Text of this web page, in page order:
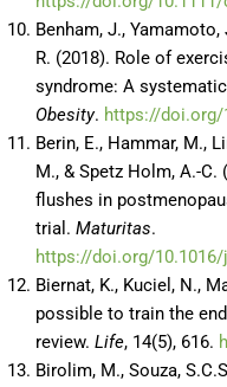
Benham, J., Yamamoto,
R. (2018). Role of
syndrome: A
Obesity. https://doi.org/
Berin, E., Hammar, M.,
M., & Spetz Holm, A.-
flushes in
trial. Maturitas.
https://doi.org/
Biernat, K., Kuciel, N.,
possible to train the
review. Life, 14(5), 616.
Birolim, M., Souza,